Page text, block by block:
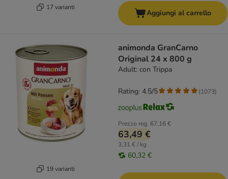
17 varianti
Aggiungi al carrello
19 varianti
animonda GranCarno
Original 24 x 800 g
Adult: con Trippa
Prezzo reg. 67,16 €
63,49 €
3,31 € / kg
60,32 €
Rating: 4.5/5 (1073)